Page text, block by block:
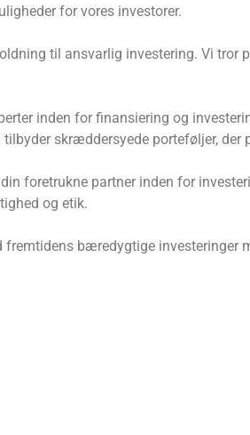
for vores investorer.
til ansvarlig investering. Vi
inden for finansiering og
skræddersyede porteføljer,
foretrukne partner inden for
og etik.
fremtidens bæredygtige investeringer